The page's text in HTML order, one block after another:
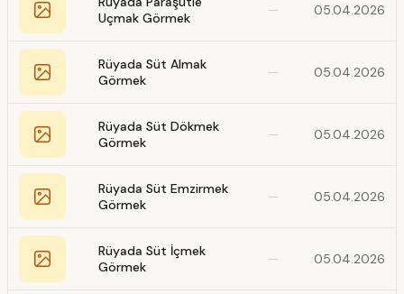
Uçmak Görmek
— 05.04.2026
Rüyada Süt Almak
Görmek
— 05.04.2026
Rüyada Süt Dökmek
Görmek
— 05.04.2026
Rüyada Süt Emzirmek
Görmek
— 05.04.2026
Rüyada Süt İçmek
Görmek
— 05.04.2026